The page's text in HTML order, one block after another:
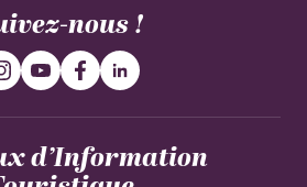
nous !
d’Information